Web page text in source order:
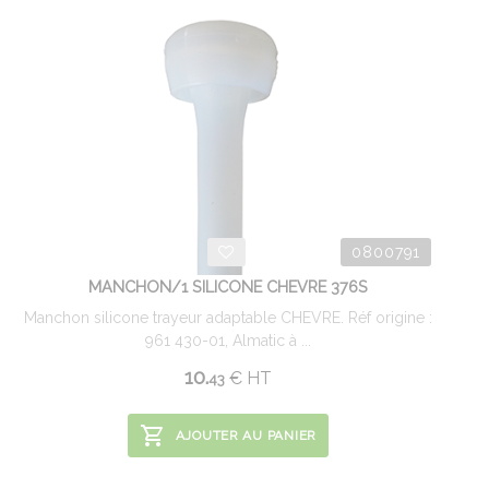
0800791
MANCHON/1 SILICONE CHEVRE 376S
Manchon silicone trayeur adaptable CHEVRE. Réf origine :
961 430-01, Almatic à ...
10.43 € HT
AJOUTER AU PANIER